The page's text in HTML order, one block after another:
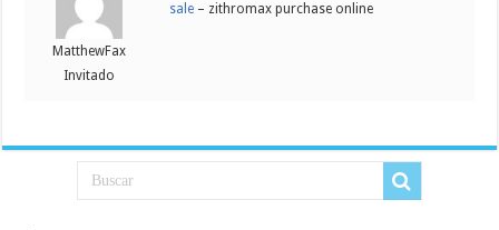
MatthewFax
Invitado
sale – zithromax purchase online